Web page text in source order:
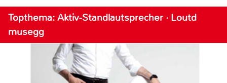
Topthema: Aktiv-Standlautsprecher · Loutd
musegg